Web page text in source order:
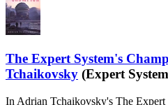
The Expert System's
Tchaikovsky (Expert
In Adrian Tchaikovsky's The Expert